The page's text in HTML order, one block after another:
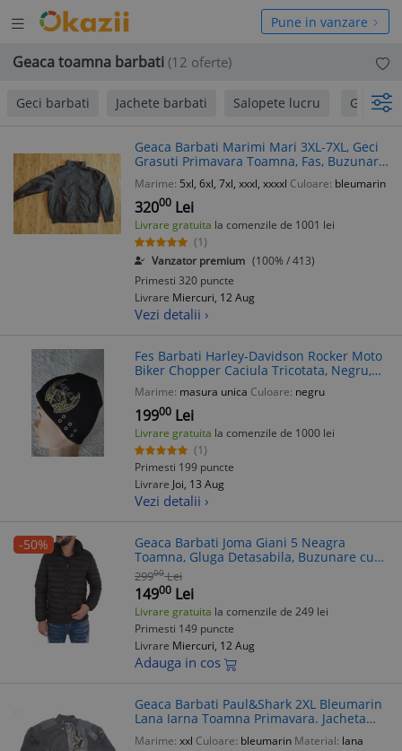
Deschide
meniul
Pune in vanzare
Geaca toamna barbati (12 oferte)
Geci barbati Jachete barbati Salopete lucru
Geaca Barbati Marimi Mari 3XL-7XL, Geci
Grasuti Primavara Toamna, Fas, Buzunare
Fermoar, Talie 130-180cm
Marime: 5xl, 6xl, 7xl, xxxl, xxxxl Culoare: bleumarin
32000 Lei
Livrare gratuita la comenzile de 1001 lei
(1)
Vanzator premium (100% / 413)
Primesti 320 puncte
Livrare Miercuri, 12 Aug
Vezi detalii ›
Fes Barbati Harley-Davidson Rocker Moto
Biker Chopper Caciula Tricotata, Negru,
Logo Brodat, Calduros - Iarna Toamna
Primavara
Marime: masura unica Culoare: negru
19900 Lei
Livrare gratuita la comenzile de 1000 lei
(1)
Primesti 199 puncte
Livrare Joi, 13 Aug
Vezi detalii ›
-50%
Geaca Barbati Joma Giani 5 Neagra
Toamna, Gluga Detasabila, Buzunare cu
Fermoar, Nylon
29900 Lei
14900 Lei
Livrare gratuita la comenzile de 249 lei
Primesti 149 puncte
Livrare Miercuri, 12 Aug
Adauga in cos
Geaca Barbati Paul&Shark 2XL Bleumarin
Lana Iarna Toamna Primavara. Jacheta
Smart Casual, Buzunare, Logo Brodat
Marime: xxl Culoare: bleumarin Material: lana